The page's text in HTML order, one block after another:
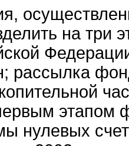
на три
рассылка
этапом
нулевых